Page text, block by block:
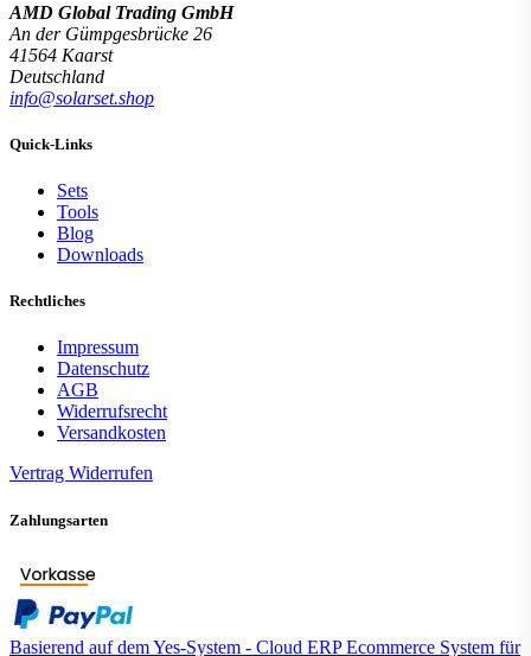
AMD Global Trading GmbH
An der Gümpgesbrücke 26
41564 Kaarst
Deutschland
info@solarset.shop
Quick-Links
Sets
Tools
Blog
Downloads
Rechtliches
Impressum
Datenschutz
AGB
Widerrufsrecht
Versandkosten
Vertrag Widerrufen
Zahlungsarten
Basierend auf dem Yes-System - Cloud ERP Ecommerce System für